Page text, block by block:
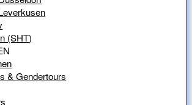
(SHT)
& Gendertours